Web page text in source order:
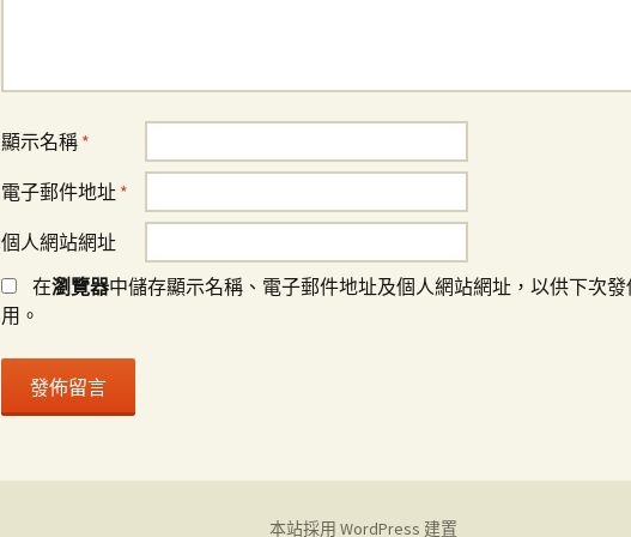
顯示名稱 *
電子郵件地址 *
個人網站網址
在瀏覽器中儲存顯示名稱、電子郵件地址及個人網站網址，以供下次
用。
本站採用 WordPress 建置